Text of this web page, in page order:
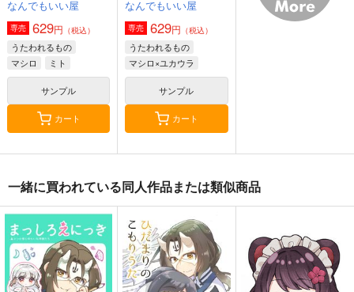
なんでもいい屋
専売 629円 （税込）
うたわれるもの
マシロ
ミト
ケトシィ
サンプル
カート
なんでもいい屋
専売 629円 （税込）
うたわれるもの
マシロ×ユカウラ
サンプル
カート
一緒に買われている同人作品または類似商品